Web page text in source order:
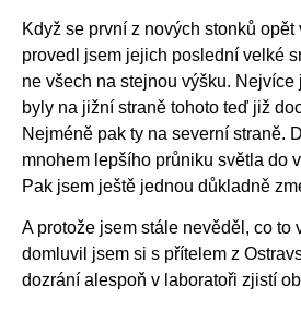
Když se první z nových stonků opět
provedl jsem jejich poslední velké
ne všech na stejnou výšku. Nejvíce
byly na jižní straně tohoto teď již
Nejméně pak ty na severní straně.
mnohem lepšího průniku světla do
Pak jsem ještě jednou důkladně
A protože jsem stále nevěděl, co to
domluvil jsem si s přítelem z
dozrání alespoň v laboratoři zjistí